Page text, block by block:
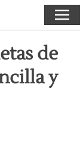
0,00€
de
y